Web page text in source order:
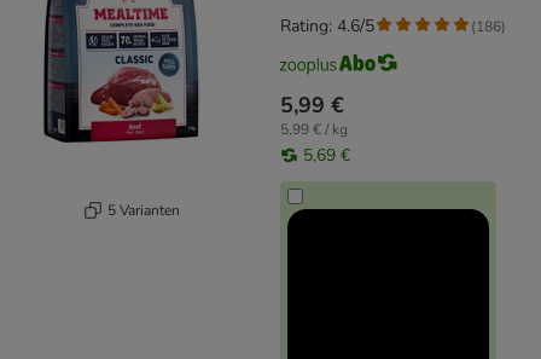
5 Varianten
5,99 €
5,99 € / kg
5,69 €
Rating: 4.6/5 (186)